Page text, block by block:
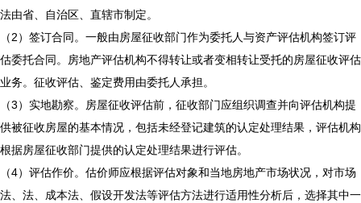
法由省、自治区、直辖市制定。
（2）签订合同。一般由房屋征收部门作为委托人与资产评估机构签订评
估委托合同。房地产评估机构不得转让或者变相转让受托的房屋征收评估
业务。征收评估、鉴定费用由委托人承担。
（3）实地勘察。房屋征收评估前，征收部门应组织调查并向评估机构提
供被征收房屋的基本情况，包括未经登记建筑的认定处理结果，评估机构
根据房屋征收部门提供的认定处理结果进行评估。
（4）评估作价。估价师应根据评估对象和当地房地产市场状况，对市场
法、法、成本法、假设开发法等评估方法进行适用性分析后，选择其中一